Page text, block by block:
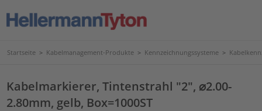
Startseite > Kabelmanagement-Produkte > Kennzeichnungssysteme >
Kabelmarkierer, Tintenstrahl "2", ⌀2.00-
2.80mm, gelb, Box=1000ST